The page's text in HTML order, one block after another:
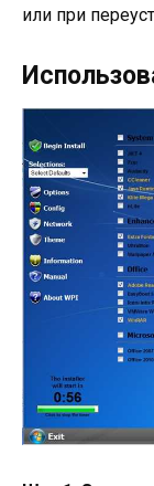
или при